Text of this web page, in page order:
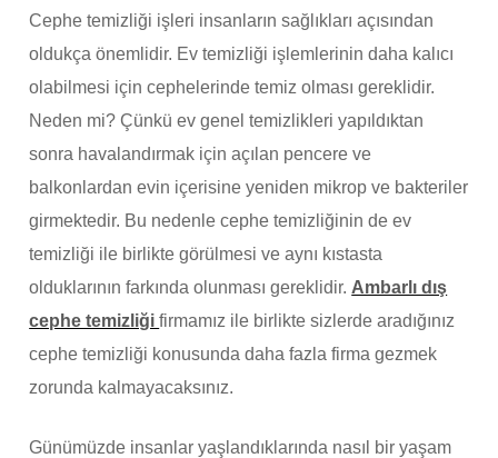
Cephe temizliği işleri insanların sağlıkları açısından
oldukça önemlidir. Ev temizliği işlemlerinin daha kalıcı
olabilmesi için cephelerinde temiz olması gereklidir.
Neden mi? Çünkü ev genel temizlikleri yapıldıktan
sonra havalandırmak için açılan pencere ve
balkonlardan evin içerisine yeniden mikrop ve bakteriler
girmektedir. Bu nedenle cephe temizliğinin de ev
temizliği ile birlikte görülmesi ve aynı kıstasta
olduklarının farkında olunması gereklidir. Ambarlı dış
cephe temizliğifirmamız ile birlikte sizlerde aradığınız
cephe temizliği konusunda daha fazla firma gezmek
zorunda kalmayacaksınız.
Günümüzde insanlar yaşlandıklarında nasıl bir yaşam